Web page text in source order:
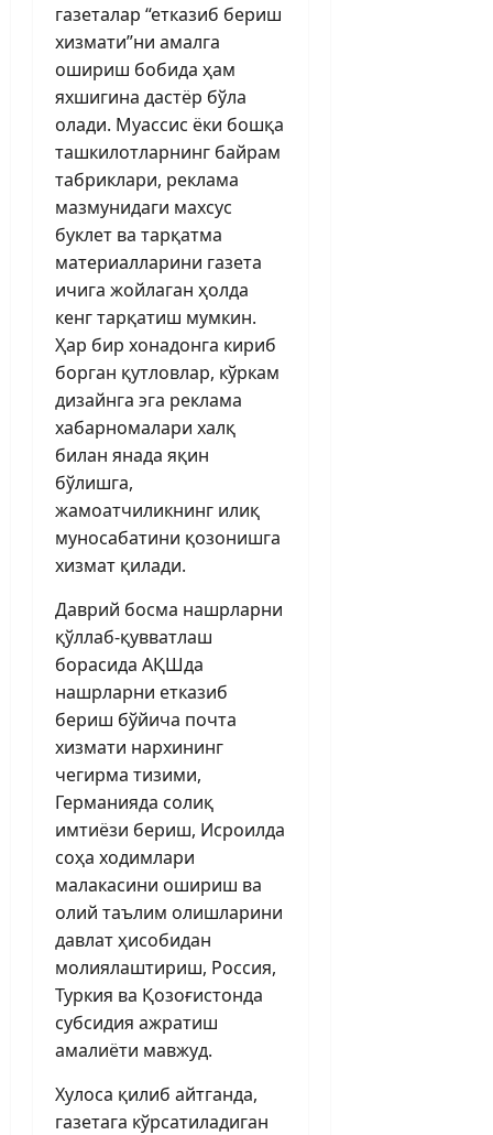
газеталар “етказиб бериш
хизмати”ни амалга
ошириш бобида ҳам
яхшигина дастёр бўла
олади. Муассис ёки бошқа
ташкилотларнинг байрам
табриклари, реклама
мазмунидаги махсус
буклет ва тарқатма
материалларини газета
ичига жойлаган ҳолда
кенг тарқатиш мумкин.
Ҳар бир хонадонга кириб
борган қутловлар, кўркам
дизайнга эга реклама
хабарномалари халқ
билан янада яқин
бўлишга,
жамоатчиликнинг илиқ
муносабатини қозонишга
хизмат қилади.
Даврий босма нашрларни
қўллаб-қувватлаш
борасида АҚШда
нашрларни етказиб
бериш бўйича почта
хизмати нархининг
чегирма тизими,
Германияда солиқ
имтиёзи бериш, Исроилда
соҳа ходимлари
малакасини ошириш ва
олий таълим олишларини
давлат ҳисобидан
молиялаштириш, Россия,
Туркия ва Қозоғистонда
субсидия ажратиш
амалиёти мавжуд.
Хулоса қилиб айтганда,
газетага кўрсатиладиган